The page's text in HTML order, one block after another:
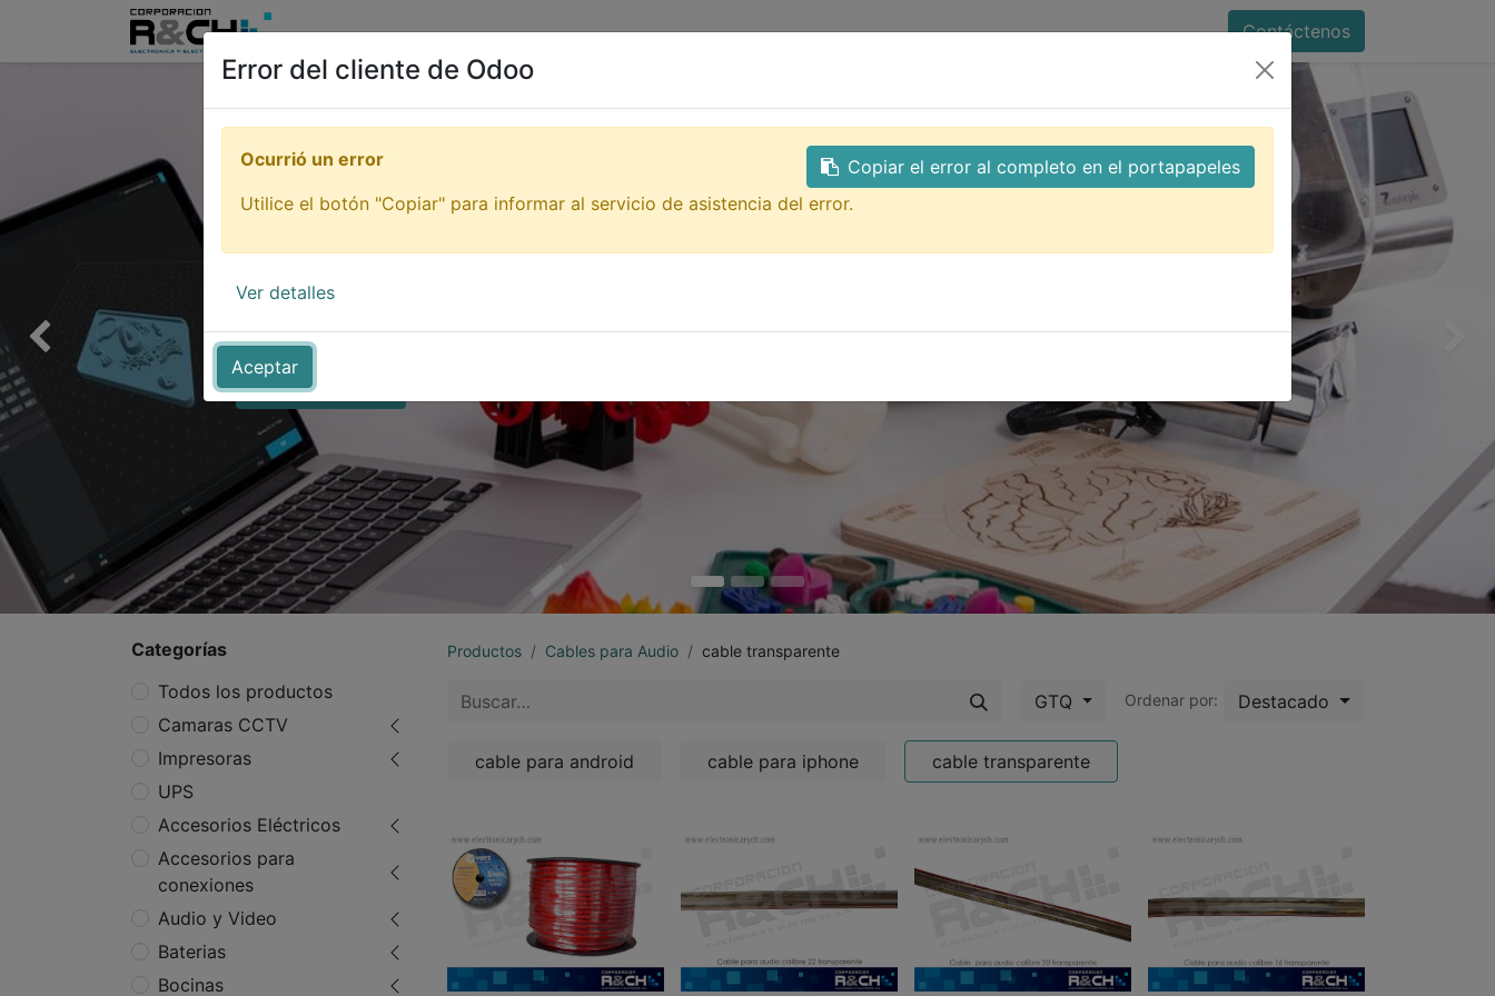
Inicio Tienda Tutoriales Contacto Contáctenos
Impresión 3D
¡De todo para imprimir tu idea!
QUIERO VERLOS
Anterior
Categorías
Todos los productos
Camaras CCTV
Impresoras
UPS
Accesorios Eléctricos
Accesorios para
conexiones
Audio y Video
Baterias
Bocinas
Productos Cables para Audio cable transparente
GTQ Ordenar por: Destacado
cable para android cable para iphone cable transparente
Error del cliente de Odoo
Aceptar
Copiar el error al completo en el portapapeles
Ocurrió un error
Utilice el botón "Copiar" para informar al servicio de asistencia del error.
Ver detalles